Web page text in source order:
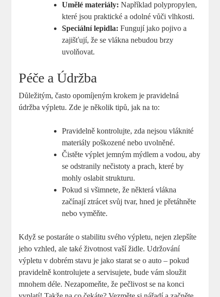
Umělé materiály: Například polypropylen,
které jsou praktické a odolné vůči vlhkosti.
Speciální lepidla: Fungují jako pojivo a
zajišťují, že se vlákna nebudou brzy
uvolňovat.
Péče a Údržba
Důležitým, často opomíjeným krokem je pravidelná
údržba výpletu. Zde je několik tipů, jak na to:
Pravidelně kontrolujte, zda nejsou vláknité
materiály poškozené nebo uvolněné.
Čistěte výplet jemným mýdlem a vodou, aby
se odstranily nečistoty a prach, které by
mohly oslabit strukturu.
Pokud si všimnete, že některá vlákna
začínají ztrácet svůj tvar, hned je přetáhněte
nebo vyměňte.
Když se postaráte o stabilitu svého výpletu, nejen zlepšíte
jeho vzhled, ale také životnost vaší židle. Udržování
výpletu v dobrém stavu je jako starat se o auto – pokud
pravidelně kontrolujete a servisujete, bude vám sloužit
mnohem déle. Nezapomeňte, že pečlivost se na konci